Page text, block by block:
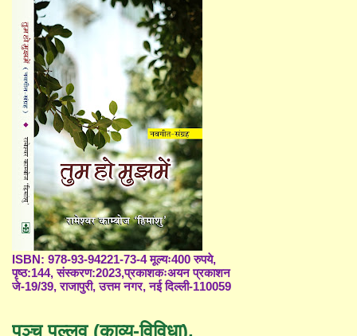
ISBN: 978-93-94221-73-4 मूल्यः400 रुपये,
पृष्ठ:144, संस्करण:2023,प्रकाशकःअयन प्रकाशन
जे-19/39, राजापुरी, उत्तम नगर, नई दिल्ली-110059
पञ्च पल्लव (काव्य-विविधा),